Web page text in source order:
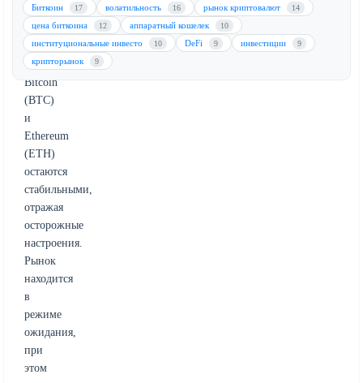
доходах
Nvidia.
Цены
на
Bitcoin
(BTC)
и
Ethereum
(ETH)
остаются
стабильными,
отражая
осторожные
настроения.
Рынок
находится
в
режиме
ожидания,
при
этом
Биткоин 17 волатильность 16 рынок криптовалют 14
цена биткоина 12 аппаратный кошелек 10
институциональные инвесто 10 DeFi 9 инвестиции 9
крипторынок 9